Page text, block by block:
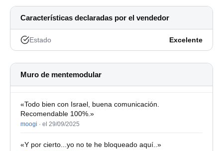
Características declaradas por el vendedor
Estado Excelente
Muro de mentemodular
«Todo bien con Israel, buena comunicación.
Recomendable 100%.»
moogi · el 29/09/2025
«Y por cierto...yo no te he bloqueado aquí..»